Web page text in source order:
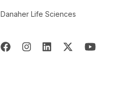
Danaher Life Sciences